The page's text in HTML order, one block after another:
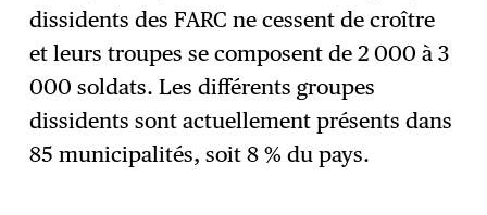
dissidents des FARC ne cessent de croître
et leurs troupes se composent de 2 000 à 3
000 soldats. Les différents groupes
dissidents sont actuellement présents dans
85 municipalités, soit 8 % du pays.